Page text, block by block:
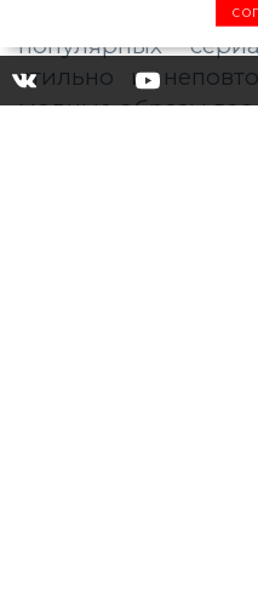
Как в